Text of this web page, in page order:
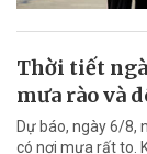
Thời tiết
mưa rào và
Dự báo, ngày 6/8,
có nơi mưa rất to.